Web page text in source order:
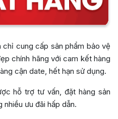
cung cấp sản phẩm bảo vệ
chính hãng với cam kết hàng
cận date, hết hạn sử dụng.
hỗ trợ tư vấn, đặt hàng sản
nhiều ưu đãi hấp dẫn.